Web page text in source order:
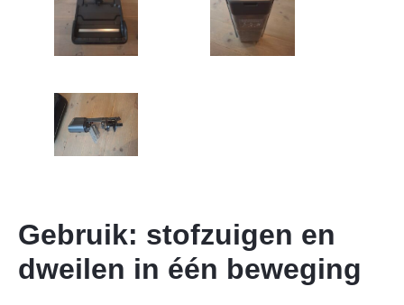
Gebruik: stofzuigen en
dweilen in één beweging